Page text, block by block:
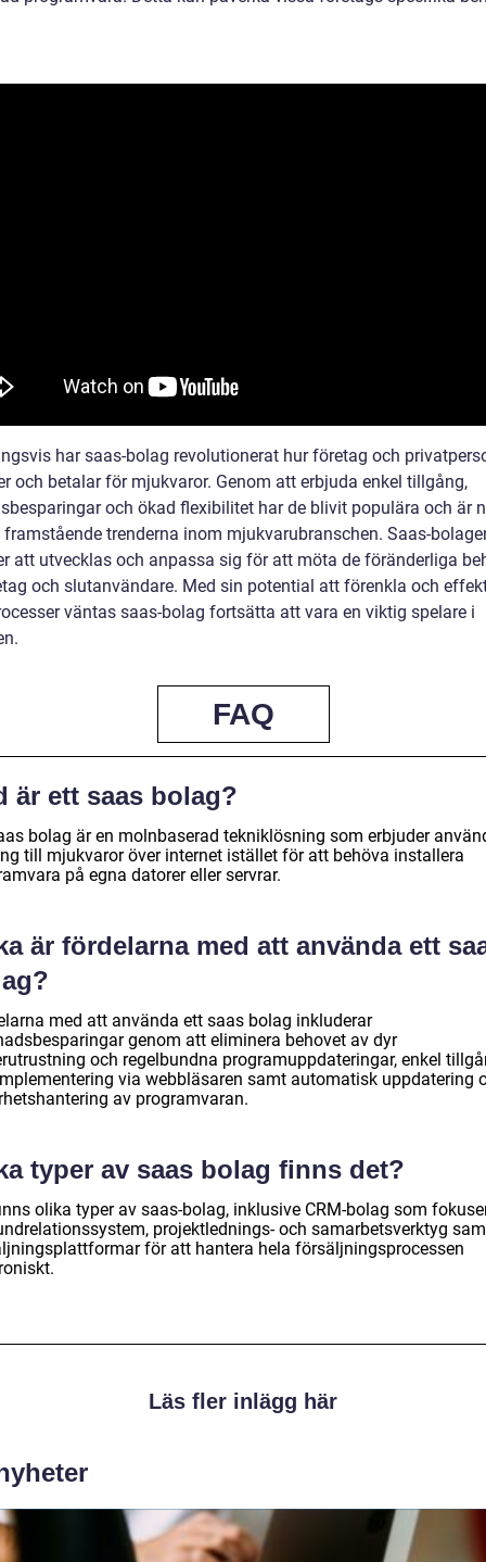
har saas-bolag revolutionerat hur företag och
och betalar för mjukvaror. Genom att erbjuda enkel tillgång,
och ökad flexibilitet har de blivit populära och är
framstående trenderna inom mjukvarubranschen. Saas-
att utvecklas och anpassa sig för att möta de föränderliga
och slutanvändare. Med sin potential att förenkla och
väntas saas-bolag fortsätta att vara en viktig spelare i
FAQ
är ett saas bolag?
bolag är en molnbaserad tekniklösning som erbjuder
till mjukvaror över internet istället för att behöva installera
på egna datorer eller servrar.
är fördelarna med att använda ett
med att använda ett saas bolag inkluderar
genom att eliminera behovet av dyr
och regelbundna programuppdateringar, enkel
via webbläsaren samt automatisk uppdatering
av programvaran.
typer av saas bolag finns det?
olika typer av saas-bolag, inklusive CRM-bolag som
projektlednings- och samarbetsverktyg
för att hantera hela försäljningsprocessen
Läs fler inlägg här